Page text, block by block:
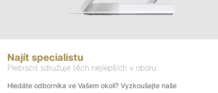
Najít specialistu
Plebiscit sdružuje těch nejlepších v oboru
Hledáte odborníka ve Vašem okolí? Vyzkoušejte naše